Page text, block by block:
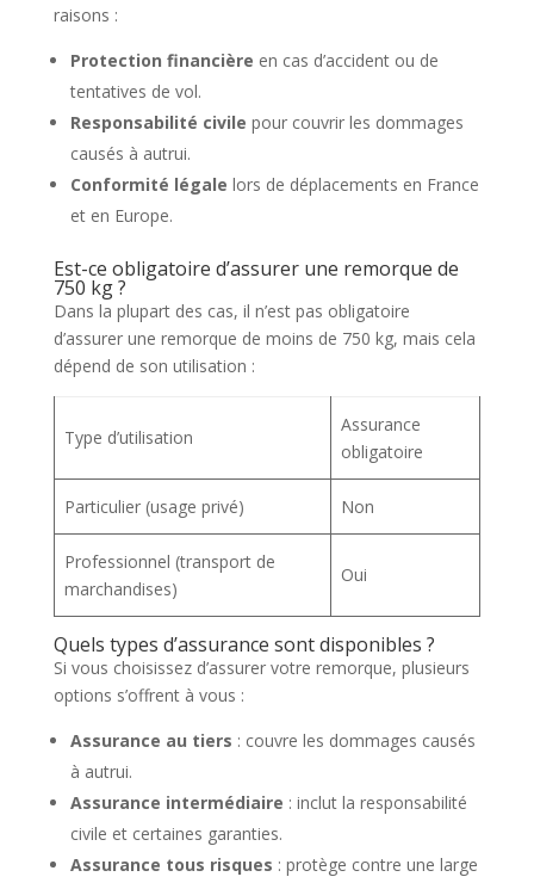
raisons :
Protection financière en cas d’accident ou de
tentatives de vol.
Responsabilité civile pour couvrir les dommages
causés à autrui.
Conformité légale lors de déplacements en France
et en Europe.
Est-ce obligatoire d’assurer une remorque de
750 kg ?
Dans la plupart des cas, il n’est pas obligatoire
d’assurer une remorque de moins de 750 kg, mais cela
dépend de son utilisation :
Type d’utilisation
Assurance
obligatoire
Particulier (usage privé) Non
Professionnel (transport de
marchandises)
Oui
Quels types d’assurance sont disponibles ?
Si vous choisissez d’assurer votre remorque, plusieurs
options s’offrent à vous :
Assurance au tiers : couvre les dommages causés
à autrui.
Assurance intermédiaire : inclut la responsabilité
civile et certaines garanties.
Assurance tous risques : protège contre une large